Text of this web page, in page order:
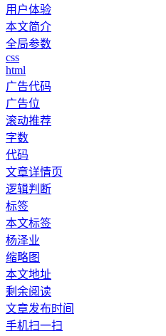
用户体验
本文简介
全局参数
css
html
广告代码
广告位
滚动推荐
字数
代码
文章详情页
逻辑判断
标签
本文标签
杨泽业
缩略图
本文地址
剩余阅读
文章发布时间
手机扫一扫